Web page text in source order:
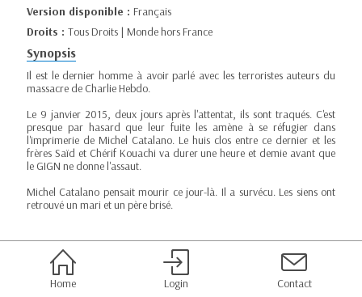
Version disponible : Français
Droits : Tous Droits | Monde hors France
Synopsis
Il est le dernier homme à avoir parlé avec les terroristes auteurs du
massacre de Charlie Hebdo.
Le 9 janvier 2015, deux jours après l'attentat, ils sont traqués. C'est
presque par hasard que leur fuite les amène à se réfugier dans
l'imprimerie de Michel Catalano. Le huis clos entre ce dernier et les
frères Saïd et Chérif Kouachi va durer une heure et demie avant que
le GIGN ne donne l'assaut.
Michel Catalano pensait mourir ce jour-là. Il a survécu. Les siens ont
retrouvé un mari et un père brisé.
Home Login Contact